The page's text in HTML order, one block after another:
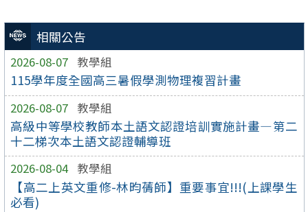
相關公告
2026-08-07 教學組
115學年度全國高三暑假學測物理複習計畫
2026-08-07 教學組
高級中等學校教師本土語文認證培訓實施計畫—第二
十二梯次本土語文認證輔導班
2026-08-04 教學組
【高二上英文重修-林昀蒨師】重要事宜!!!(上課學生
必看)